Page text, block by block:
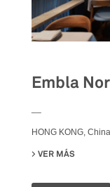
Embla
HONG KONG, China
VER MÁS